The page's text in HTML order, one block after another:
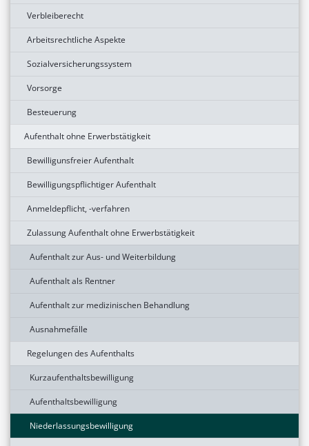
Verbleiberecht
Arbeitsrechtliche Aspekte
Sozialversicherungssystem
Vorsorge
Besteuerung
Aufenthalt ohne Erwerbstätigkeit
Bewilligunsfreier Aufenthalt
Bewilligungspflichtiger Aufenthalt
Anmeldepflicht, -verfahren
Zulassung Aufenthalt ohne Erwerbstätigkeit
Aufenthalt zur Aus- und Weiterbildung
Aufenthalt als Rentner
Aufenthalt zur medizinischen Behandlung
Ausnahmefälle
Regelungen des Aufenthalts
Kurzaufenthaltsbewilligung
Aufenthaltsbewilligung
Niederlassungsbewilligung